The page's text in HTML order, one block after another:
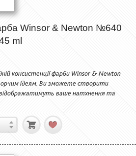
Winsor & Newton №640
ml
консистенції фарби Winsor & Newton
ідеям. Ви зможете створити
ваше натхнення та